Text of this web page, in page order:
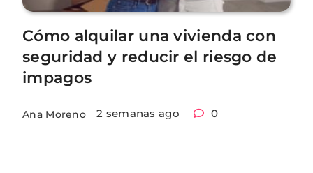
Cómo alquilar una vivienda con
seguridad y reducir el riesgo de
impagos
Ana Moreno 2 semanas ago 0